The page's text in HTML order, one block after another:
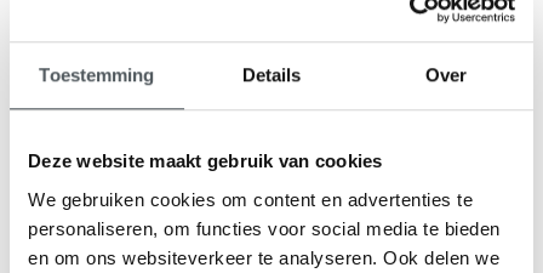
Toestemming Details Over
Deze website maakt gebruik van cookies
We gebruiken cookies om content en advertenties te
personaliseren, om functies voor social media te bieden
en om ons websiteverkeer te analyseren. Ook delen we
9,1